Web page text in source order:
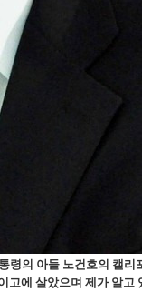
령의 아들 노건호의 캘
에 살았으며 제가 알